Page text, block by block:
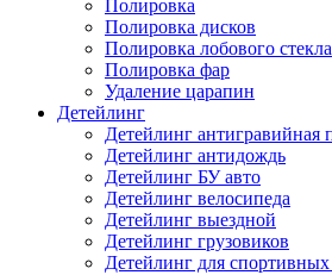
Полировка
Полировка дисков
Полировка лобового стекла
Полировка фар
Удаление царапин
Детейлинг
Детейлинг антигравийная
Детейлинг антидождь
Детейлинг БУ авто
Детейлинг велосипеда
Детейлинг выездной
Детейлинг грузовиков
Детейлинг для